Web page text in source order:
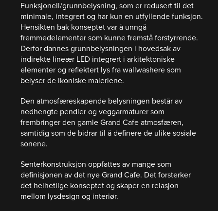
Funksjonell/grunnbelysning, som er redusert til det
minimale, integrert og har kun en utfyllende funksjon.
Hensikten bak konseptet var å unngå
fremmedelementer som kunne fremstå forstyrrende.
Derfor dannes grunnbelysningen i hovedsak av
indirekte lineær LED integrert i arkitektoniske
elementer og reflektert lys fra wallwashere som
belyser de ikoniske maleriene.
Den atmosfæreskapende belysningen består av
nedhengte pendler og veggarmaturer som
frembringer den gamle Grand Cafe atmosfæren,
samtidig som de bidrar til å definere de ulike sosiale
sonene.
Senterkonstruksjon oppfattes av mange som
definisjonen av det nye Grand Cafe. Det forsterker
det helhetlige konseptet og skaper en relasjon
mellom lysdesign og interiør.